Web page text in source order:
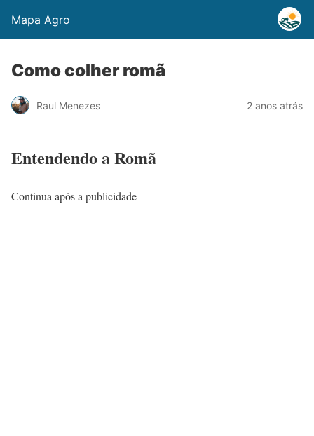
Mapa Agro
Como colher romã
Raul Menezes 2 anos atrás
Entendendo a Romã
Continua após a publicidade